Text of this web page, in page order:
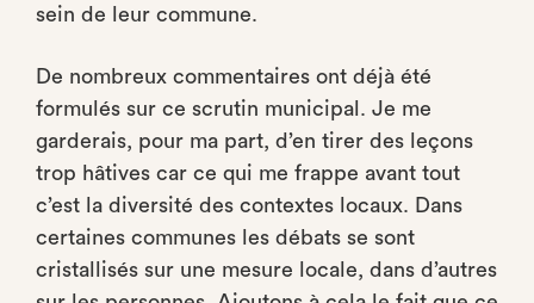
sein de leur commune.
De nombreux commentaires ont déjà été
formulés sur ce scrutin municipal. Je me
garderais, pour ma part, d’en tirer des leçons
trop hâtives car ce qui me frappe avant tout
c’est la diversité des contextes locaux. Dans
certaines communes les débats se sont
cristallisés sur une mesure locale, dans d’autres